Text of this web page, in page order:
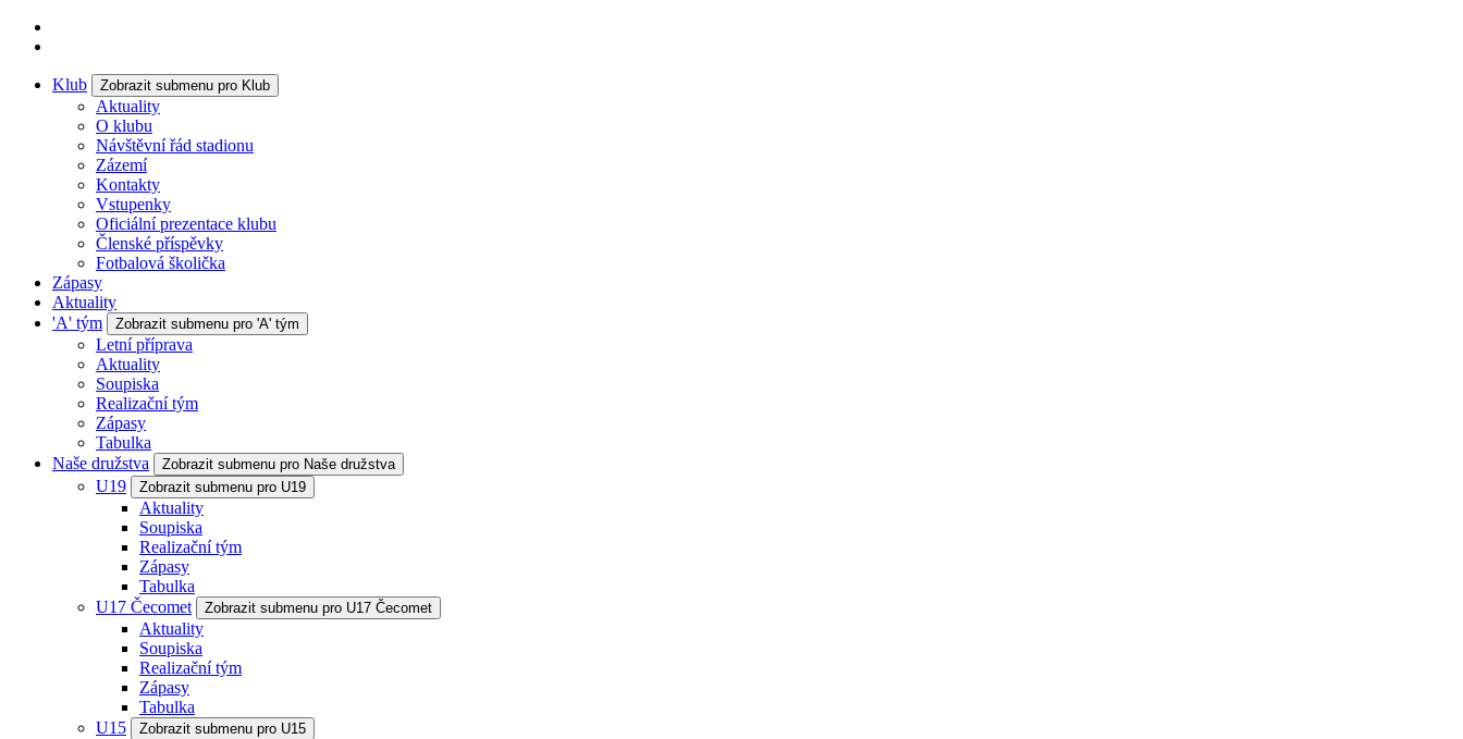
Klub Zobrazit submenu pro Klub
Aktuality
O klubu
Návštěvní řád stadionu
Zázemí
Kontakty
Vstupenky
Oficiální prezentace klubu
Členské příspěvky
Fotbalová školička
Zápasy
Aktuality
'A' tým
Zobrazit submenu pro 'A' tým
Letní příprava
Aktuality
Soupiska
Realizační tým
Zápasy
Tabulka
Naše družstva
Zobrazit submenu pro Naše družstva
U19 Zobrazit submenu pro U19
Aktuality
Soupiska
Realizační tým
Zápasy
Tabulka
U17 Čecomet
Zobrazit submenu pro U17 Čecomet
Aktuality
Soupiska
Realizační tým
Zápasy
Tabulka
U15
Zobrazit submenu pro U15